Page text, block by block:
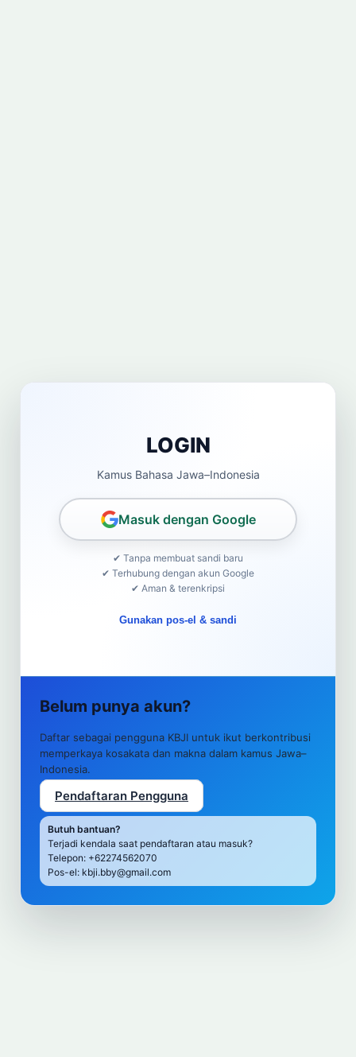
LOGIN
Kamus Bahasa Jawa–Indonesia
Masuk dengan Google
✔ Tanpa membuat sandi baru
✔ Terhubung dengan akun Google
✔ Aman & terenkripsi
Gunakan pos-el & sandi
Belum punya akun?
Daftar sebagai pengguna KBJI untuk ikut berkontribusi
memperkaya kosakata dan makna dalam kamus Jawa–
Indonesia.
Pendaftaran Pengguna
Butuh bantuan?
Terjadi kendala saat pendaftaran atau masuk?
Telepon: +62274562070
Pos-el: kbji.bby@gmail.com